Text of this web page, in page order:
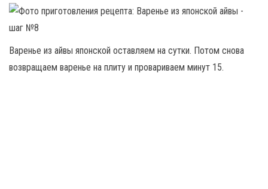
Варенье из айвы японской оставляем на сутки. Потом снова
возвращаем варенье на плиту и провариваем минут 15.